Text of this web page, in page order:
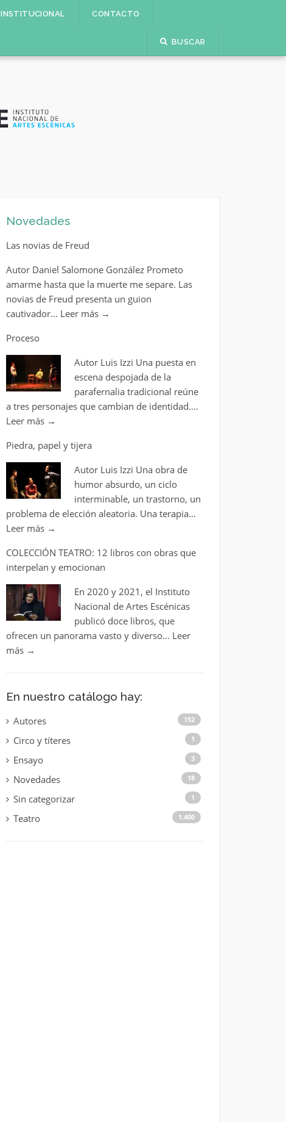
INSTITUCIONAL CONTACTO
BUSCAR
Novedades
Las novias de Freud
Autor Daniel Salomone González Prometo
amarme hasta que la muerte me separe. Las
novias de Freud presenta un guion
cautivador… Leer más →
Proceso
Autor Luis Izzi Una puesta en
escena despojada de la
parafernalia tradicional reúne
a tres personajes que cambian de identidad.…
Leer más →
Piedra, papel y tijera
Autor Luis Izzi Una obra de
humor absurdo, un ciclo
interminable, un trastorno, un
problema de elección aleatoria. Una terapia…
Leer más →
COLECCIÓN TEATRO: 12 libros con obras que
interpelan y emocionan
En 2020 y 2021, el Instituto
Nacional de Artes Escénicas
publicó doce libros, que
ofrecen un panorama vasto y diverso… Leer
más →
En nuestro catálogo hay:
Autores 152
Circo y títeres 1
Ensayo 3
Novedades 18
Sin categorizar 1
Teatro 1.400